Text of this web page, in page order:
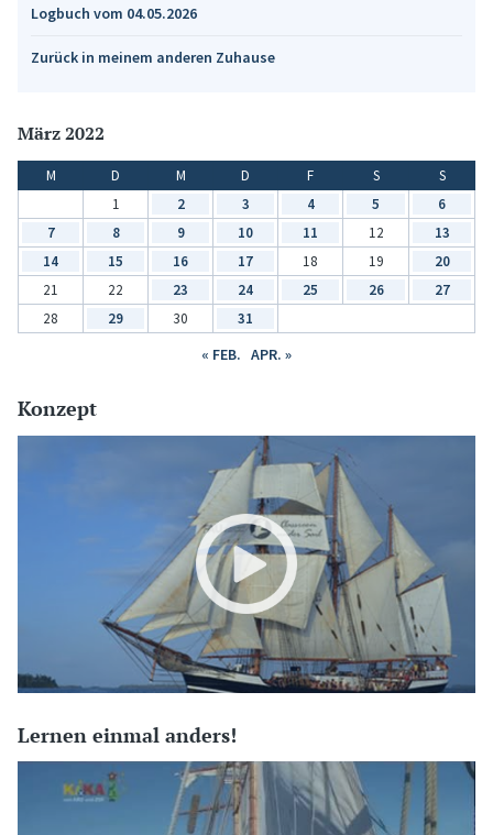
Logbuch vom 04.05.2026
Zurück in meinem anderen Zuhause
März 2022
M D M D F S
S
1
2 3 4 5
6
7
8 9 10 11 12
13
14
15 16 17 18 19
20
21
22 23 24 25 26
27
28
29 30 31
« FEB. APR. »
Konzept
Lernen einmal anders!